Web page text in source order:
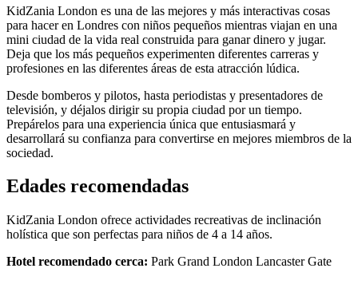
KidZania London es una de las mejores y más interactivas cosas
para hacer en Londres con niños pequeños mientras viajan en una
mini ciudad de la vida real construida para ganar dinero y jugar.
Deja que los más pequeños experimenten diferentes carreras y
profesiones en las diferentes áreas de esta atracción lúdica.
Desde bomberos y pilotos, hasta periodistas y presentadores de
televisión, y déjalos dirigir su propia ciudad por un tiempo.
Prepárelos para una experiencia única que entusiasmará y
desarrollará su confianza para convertirse en mejores miembros de la
sociedad.
Edades recomendadas
KidZania London ofrece actividades recreativas de inclinación
holística que son perfectas para niños de 4 a 14 años.
Hotel recomendado cerca: Park Grand London Lancaster Gate